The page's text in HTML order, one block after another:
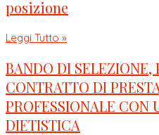
posizione
Leggi Tutto »
BANDO DI SELEZIONE,
CONTRATTO DI
PROFESSIONALE CON
DIETISTICA